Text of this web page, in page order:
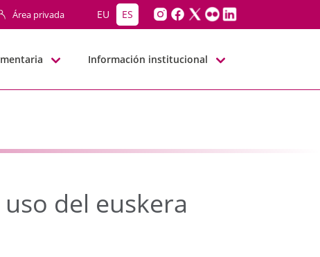
del euskera entre
Área privada EU ES
Información institucional
del euskera